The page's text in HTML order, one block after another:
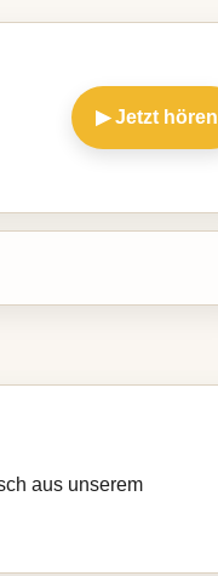
▶ Jetzt hören
aus unserem